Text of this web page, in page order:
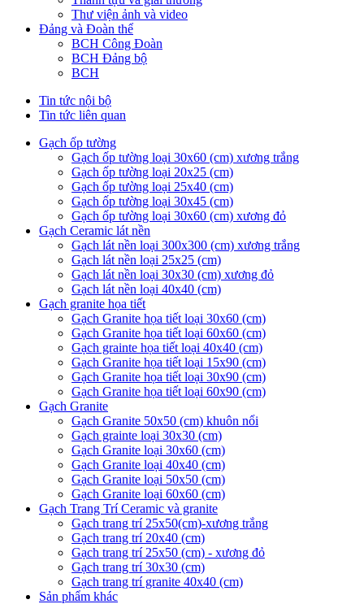
Thư viện ảnh và video
Đảng và Đoàn thể
BCH Công Đoàn
BCH Đảng bộ
BCH
Tin tức nội bộ
Tin tức liên quan
Gạch ốp tường
Gạch ốp tường loại 30x60 (cm) xương trắng
Gạch ốp tường loại 20x25 (cm)
Gạch ốp tường loại 25x40 (cm)
Gạch ốp tường loại 30x45 (cm)
Gạch ốp tường loại 30x60 (cm) xương đỏ
Gạch Ceramic lát nền
Gạch lát nền loại 300x300 (cm) xương trắng
Gạch lát nền loại 25x25 (cm)
Gạch lát nền loại 30x30 (cm) xương đỏ
Gạch lát nền loại 40x40 (cm)
Gạch granite họa tiết
Gạch Granite họa tiết loại 30x60 (cm)
Gạch Granite họa tiết loại 60x60 (cm)
Gạch grainte họa tiết loại 40x40 (cm)
Gạch Granite họa tiết loại 15x90 (cm)
Gạch Granite họa tiết loại 30x90 (cm)
Gạch Granite họa tiết loại 60x90 (cm)
Gạch Granite
Gạch Granite 50x50 (cm) khuôn nổi
Gạch grainte loại 30x30 (cm)
Gạch Granite loại 30x60 (cm)
Gạch Granite loại 40x40 (cm)
Gạch Granite loại 50x50 (cm)
Gạch Granite loại 60x60 (cm)
Gạch Trang Trí Ceramic và granite
Gạch trang trí 25x50(cm)-xương trắng
Gạch trang trí 20x40 (cm)
Gạch trang trí 25x50 (cm) - xương đỏ
Gạch trang trí 30x30 (cm)
Gạch trang trí granite 40x40 (cm)
Sản phẩm khác